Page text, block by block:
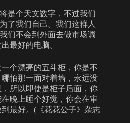
是个天文数字，不过我们
了我们自己。我们这群人
们不会到外面去做市场调
最好的电脑。
个漂亮的五斗柜，你是不
怕那一面对着墙，永远没
所以即使是柜子后面，你
晚上睡个好觉，你会在审
最好。(《花花公子》杂志